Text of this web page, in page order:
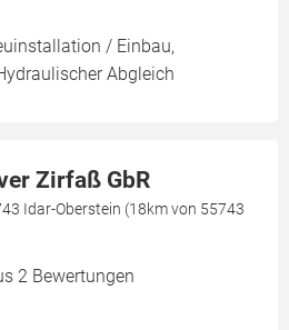
/ Einbau,
Abgleich
Zirfaß GbR
Idar-Oberstein (18km von 55743
2 Bewertungen